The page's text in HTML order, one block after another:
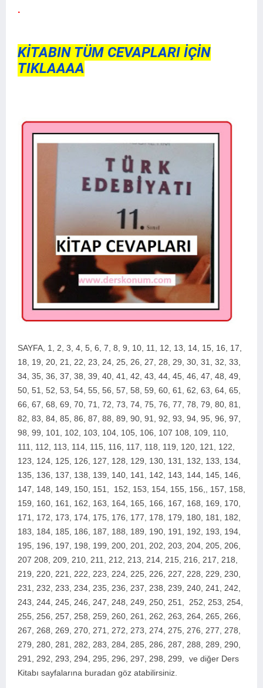
.
KİTABIN TÜM CEVAPLARI İÇİN
TIKLAAAA
SAYFA, 1, 2, 3, 4, 5, 6, 7, 8, 9, 10, 11, 12, 13, 14, 15, 16, 17,
18, 19, 20, 21, 22, 23, 24, 25, 26, 27, 28, 29, 30, 31, 32, 33,
34, 35, 36, 37, 38, 39, 40, 41, 42, 43, 44, 45, 46, 47, 48, 49,
50, 51, 52, 53, 54, 55, 56, 57, 58, 59, 60, 61, 62, 63, 64, 65,
66, 67, 68, 69, 70, 71, 72, 73, 74, 75, 76, 77, 78, 79, 80, 81,
82, 83, 84, 85, 86, 87, 88, 89, 90, 91, 92, 93, 94, 95, 96, 97,
98, 99, 101, 102, 103, 104, 105, 106, 107 108, 109, 110,
111, 112, 113, 114, 115, 116, 117, 118, 119, 120, 121, 122,
123, 124, 125, 126, 127, 128, 129, 130, 131, 132, 133, 134,
135, 136, 137, 138, 139, 140, 141, 142, 143, 144, 145, 146,
147, 148, 149, 150, 151, 152, 153, 154, 155, 156,, 157, 158,
159, 160, 161, 162, 163, 164, 165, 166, 167, 168, 169, 170,
171, 172, 173, 174, 175, 176, 177, 178, 179, 180, 181, 182,
183, 184, 185, 186, 187, 188, 189, 190, 191, 192, 193, 194,
195, 196, 197, 198, 199, 200, 201, 202, 203, 204, 205, 206,
207 208, 209, 210, 211, 212, 213, 214, 215, 216, 217, 218,
219, 220, 221, 222, 223, 224, 225, 226, 227, 228, 229, 230,
231, 232, 233, 234, 235, 236, 237, 238, 239, 240, 241, 242,
243, 244, 245, 246, 247, 248, 249, 250, 251, 252, 253, 254,
255, 256, 257, 258, 259, 260, 261, 262, 263, 264, 265, 266,
267, 268, 269, 270, 271, 272, 273, 274, 275, 276, 277, 278,
279, 280, 281, 282, 283, 284, 285, 286, 287, 288, 289, 290,
291, 292, 293, 294, 295, 296, 297, 298, 299,
ve diğer Ders
Kitabı sayfalarına buradan göz atabilirsiniz.